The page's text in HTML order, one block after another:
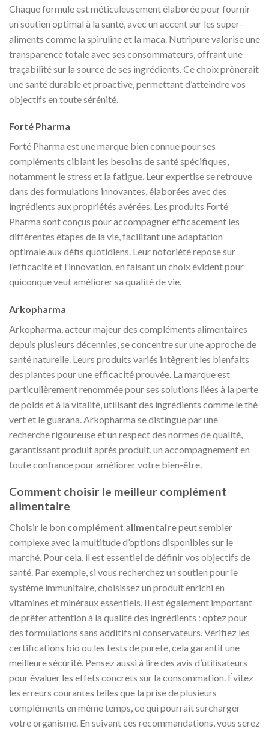
Chaque formule est méticuleusement élaborée pour fournir
un soutien optimal à la santé, avec un accent sur les super-
aliments comme la spiruline et la maca. Nutripure valorise une
transparence totale avec ses consommateurs, offrant une
traçabilité sur la source de ses ingrédients. Ce choix prônerait
une santé durable et proactive, permettant d’atteindre vos
objectifs en toute sérénité.
Forté Pharma
Forté Pharma est une marque bien connue pour ses
compléments ciblant les besoins de santé spécifiques,
notamment le stress et la fatigue. Leur expertise se retrouve
dans des formulations innovantes, élaborées avec des
ingrédients aux propriétés avérées. Les produits Forté
Pharma sont conçus pour accompagner efficacement les
différentes étapes de la vie, facilitant une adaptation
optimale aux défis quotidiens. Leur notoriété repose sur
l’efficacité et l’innovation, en faisant un choix évident pour
quiconque veut améliorer sa qualité de vie.
Arkopharma
Arkopharma, acteur majeur des compléments alimentaires
depuis plusieurs décennies, se concentre sur une approche de
santé naturelle. Leurs produits variés intègrent les bienfaits
des plantes pour une efficacité prouvée. La marque est
particulièrement renommée pour ses solutions liées à la perte
de poids et à la vitalité, utilisant des ingrédients comme le thé
vert et le guarana. Arkopharma se distingue par une
recherche rigoureuse et un respect des normes de qualité,
garantissant produit après produit, un accompagnement en
toute confiance pour améliorer votre bien-être.
Comment choisir le meilleur complément
alimentaire
Choisir le bon complément alimentairepeut sembler
complexe avec la multitude d’options disponibles sur le
marché. Pour cela, il est essentiel de définir vos objectifs de
santé. Par exemple, si vous recherchez un soutien pour le
système immunitaire, choisissez un produit enrichi en
vitamines et minéraux essentiels. Il est également important
de prêter attention à la qualité des ingrédients : optez pour
des formulations sans additifs ni conservateurs. Vérifiez les
certifications bio ou les tests de pureté, cela garantit une
meilleure sécurité. Pensez aussi à lire des avis d’utilisateurs
pour évaluer les effets concrets sur la consommation. Évitez
les erreurs courantes telles que la prise de plusieurs
compléments en même temps, ce qui pourrait surcharger
votre organisme. En suivant ces recommandations, vous serez